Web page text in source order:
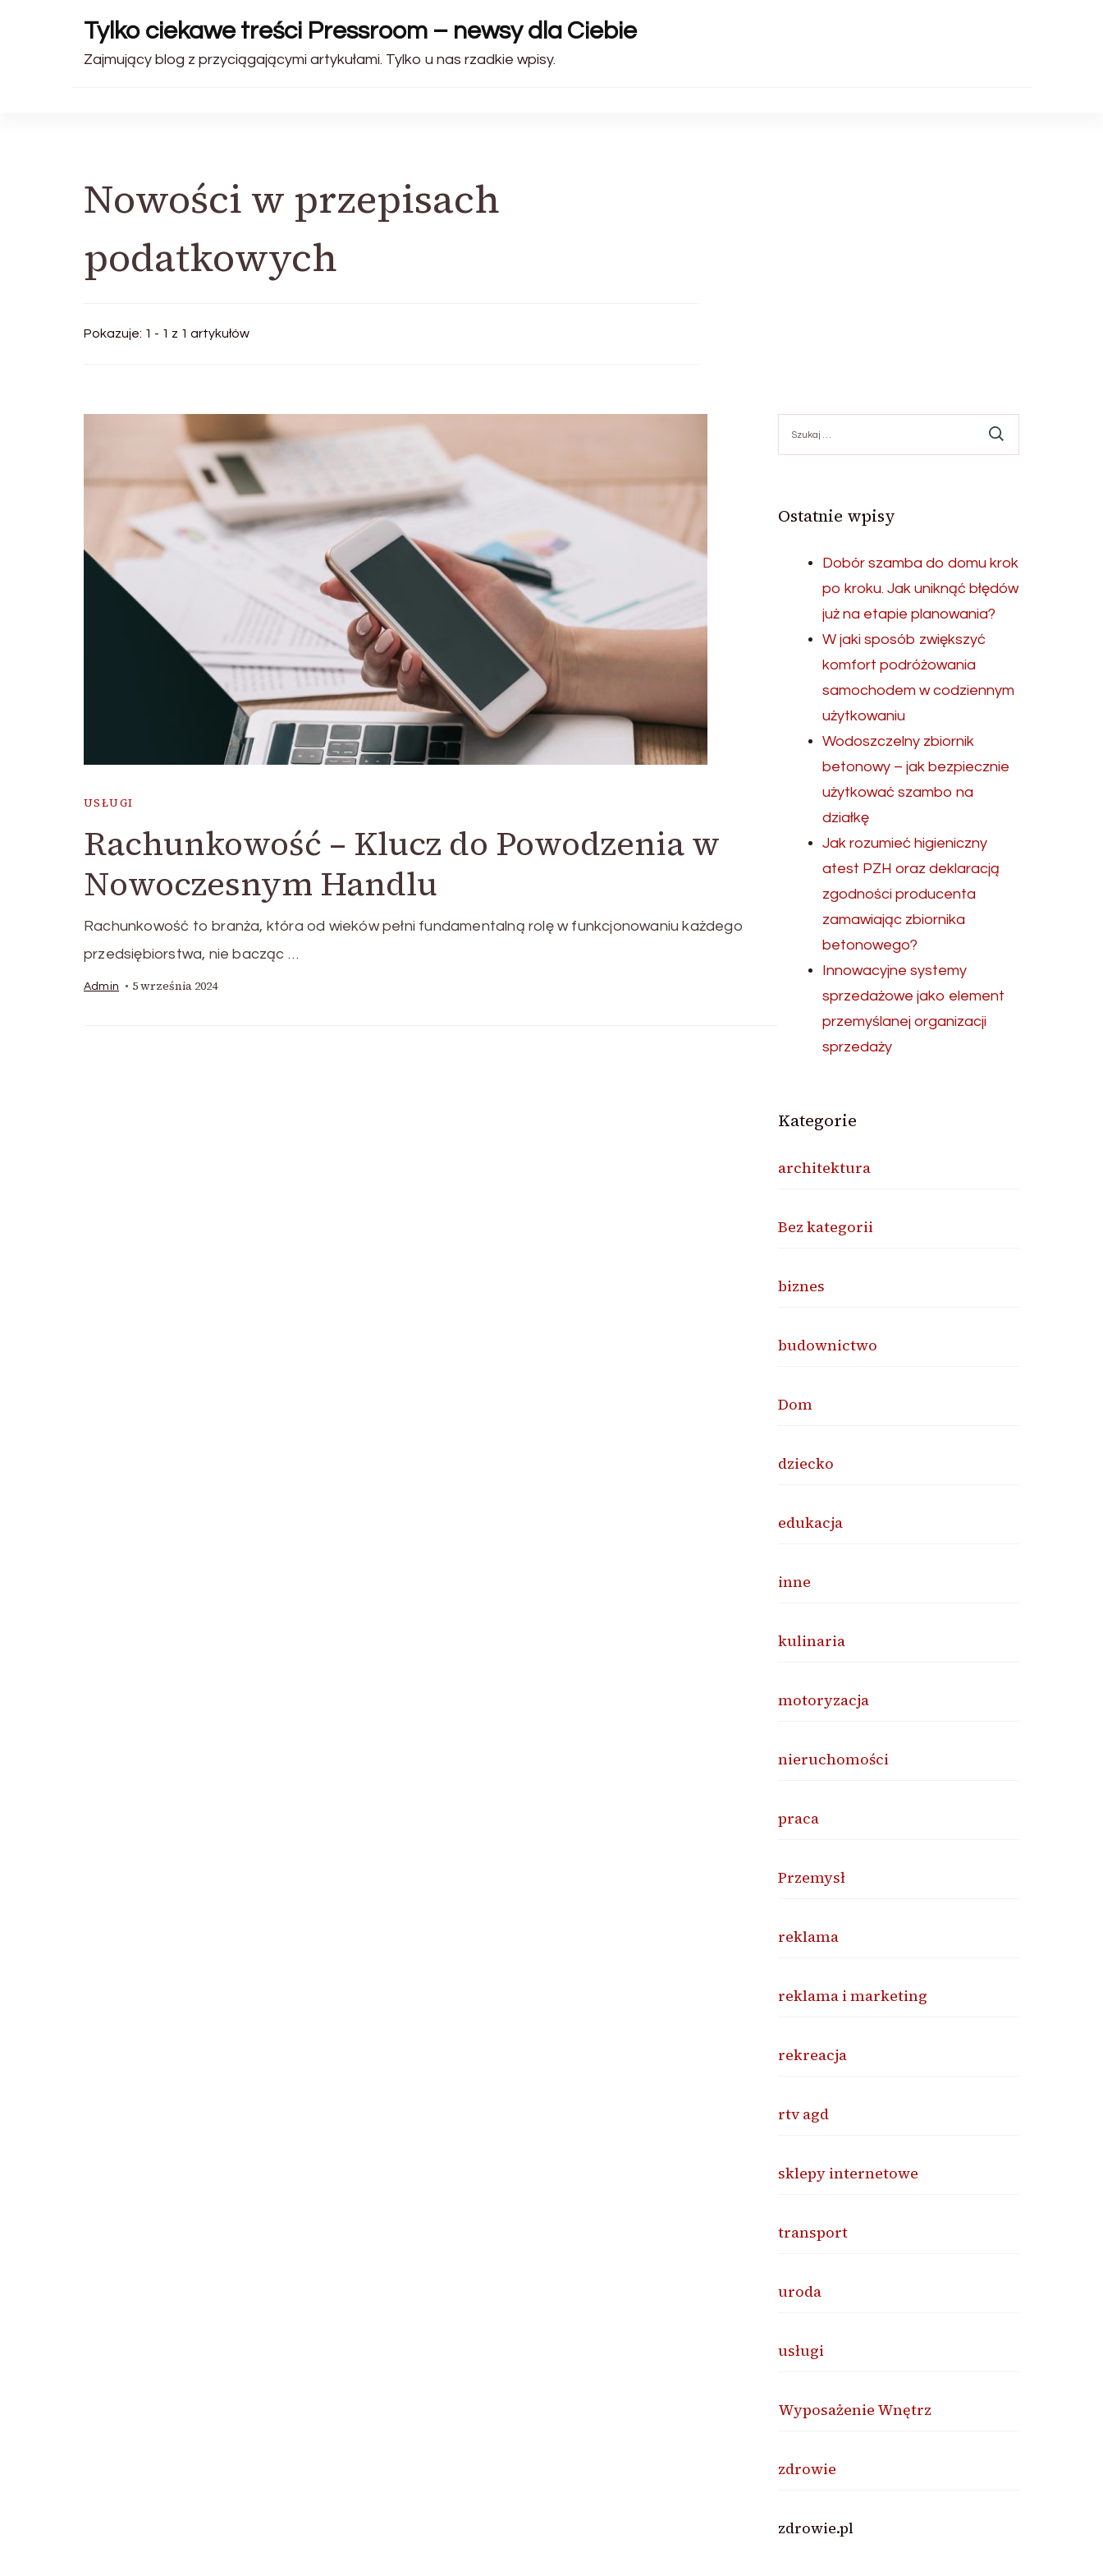
Tylko ciekawe treści Pressroom – newsy dla Ciebie
Zajmujący blog z przyciągającymi artykułami. Tylko u nas rzadkie wpisy.
Nowości w przepisach
podatkowych
Pokazuje: 1 - 1 z 1 artykułów
USŁUGI
Rachunkowość – Klucz do Powodzenia w
Nowoczesnym Handlu
Rachunkowość to branża, która od wieków pełni fundamentalną rolę w funkcjonowaniu każdego
przedsiębiorstwa, nie bacząc …
Admin 5 września 2024
Ostatnie wpisy
Dobór szamba do domu krok
po kroku. Jak uniknąć błędów
już na etapie planowania?
W jaki sposób zwiększyć
komfort podróżowania
samochodem w codziennym
użytkowaniu
Wodoszczelny zbiornik
betonowy – jak bezpiecznie
użytkować szambo na
działkę
Jak rozumieć higieniczny
atest PZH oraz deklaracją
zgodności producenta
zamawiając zbiornika
betonowego?
Innowacyjne systemy
sprzedażowe jako element
przemyślanej organizacji
sprzedaży
Kategorie
architektura
Bez kategorii
biznes
budownictwo
Dom
dziecko
edukacja
inne
kulinaria
motoryzacja
nieruchomości
praca
Przemysł
reklama
reklama i marketing
rekreacja
rtv agd
sklepy internetowe
transport
uroda
usługi
Wyposażenie Wnętrz
zdrowie
zdrowie.pl